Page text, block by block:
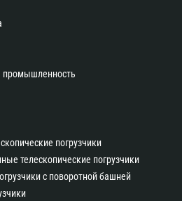
погрузчики
телескопические погрузчики
с поворотной башней